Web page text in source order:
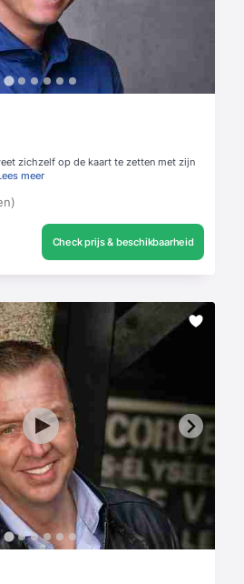
zichzelf op de kaart te zetten met zijn
meer
Check prijs & beschikbaarheid